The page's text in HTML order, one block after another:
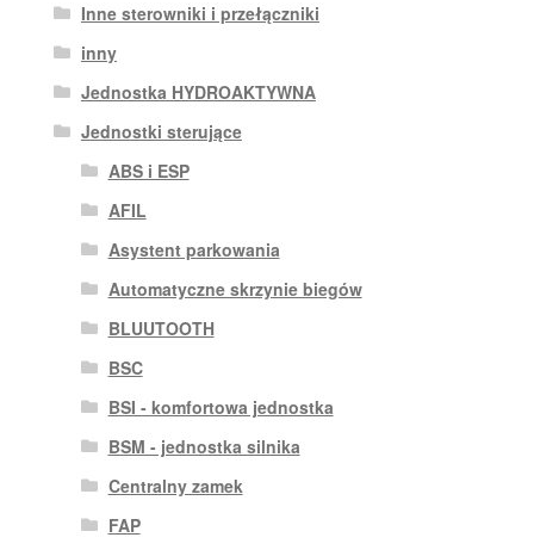
Inne sterowniki i przełączniki
inny
Jednostka HYDROAKTYWNA
Jednostki sterujące
ABS i ESP
AFIL
Asystent parkowania
Automatyczne skrzynie biegów
BLUUTOOTH
BSC
BSI - komfortowa jednostka
BSM - jednostka silnika
Centralny zamek
FAP